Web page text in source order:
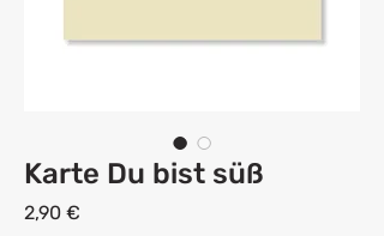
Karte Du bist süß
2,90 €